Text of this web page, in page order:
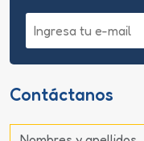
Contáctanos